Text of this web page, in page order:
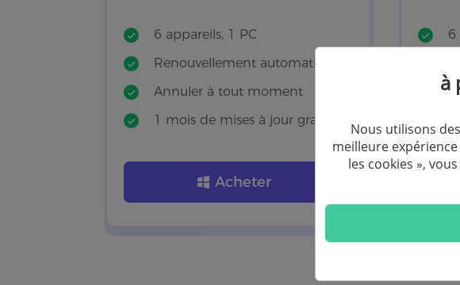
6 appareils, 1 PC
Renouvellement automatique
Annuler à tout moment
1 mois de mises à jour gratuites
Acheter
6
à
Nous utilisons
meilleure
les cookies »,